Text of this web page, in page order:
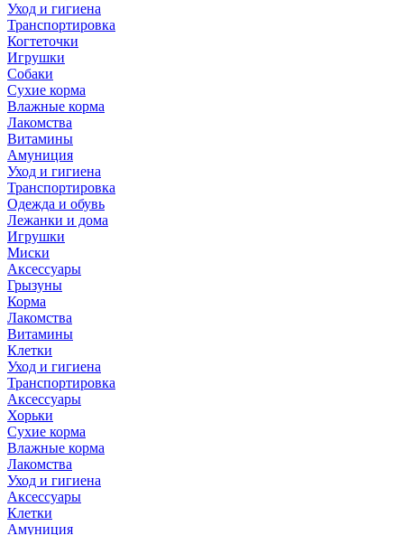
Уход и гигиена
Транспортировка
Когтеточки
Игрушки
Собаки
Сухие корма
Влажные корма
Лакомства
Витамины
Амуниция
Уход и гигиена
Транспортировка
Одежда и обувь
Лежанки и дома
Игрушки
Миски
Аксессуары
Грызуны
Корма
Лакомства
Витамины
Клетки
Уход и гигиена
Транспортировка
Аксессуары
Хорьки
Сухие корма
Влажные корма
Лакомства
Уход и гигиена
Аксессуары
Клетки
Амуниция